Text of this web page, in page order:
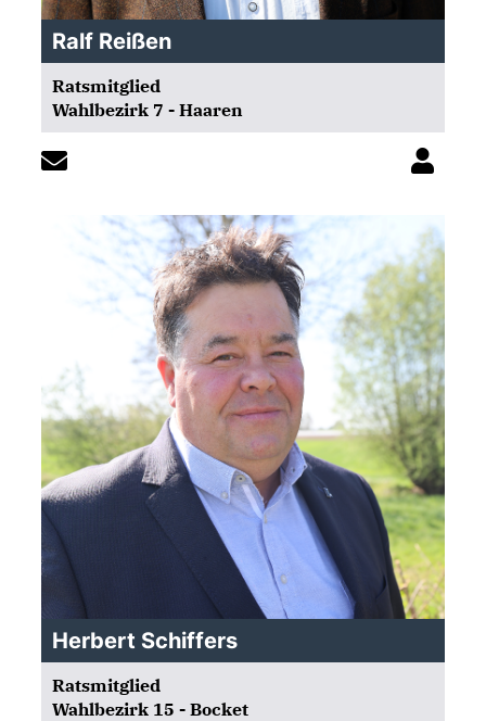
Ralf Reißen
Ratsmitglied
Wahlbezirk 7 - Haaren
Herbert Schiffers
Ratsmitglied
Wahlbezirk 15 - Bocket